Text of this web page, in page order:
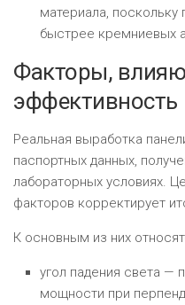
материала,
быстрее кремниевых
Факторы,
эффективность
Реальная выработка
паспортных данных,
лабораторных условиях.
факторов корректирует
К основным из них
угол падения света —
мощности при